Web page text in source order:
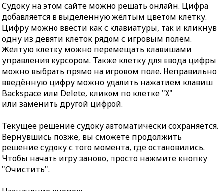
Судоку на этом сайте можно решать онлайн. Цифра
добавляется в выделенную жёлтым цветом клетку.
Цифру можно ввести как с клавиатуры, так и кликнув
одну из девяти клеток рядом с игровым полем.
Жёлтую клетку можно перемещать клавишами
управления курсором. Также клетку для ввода цифры
можно выбрать прямо на игровом поле. Неправильно
введённую цифру можно удалить нажатием клавиш
Backspace или Delete, кликом по клетке "X"
или заменить другой цифрой.
Текущее решение судоку автоматически сохраняется.
Вернувшись позже, вы сможете продолжить
решение судоку с того момента, где остановились.
Чтобы начать игру заново, просто нажмите кнопку
"Очистить".